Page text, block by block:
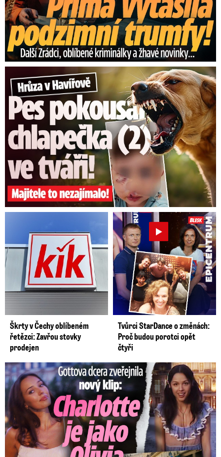
Hrůza v Havířově: Pes pokousal chlapečka (2) ve tváři!
Škrty v Čechy oblíbeném
řetězci: Zavřou stovky
prodejen
Tvůrci StarDance o změnách:
Proč budou porotci opět
čtyři
Gottova dcera zveřejnila nový klip: Je jako Olivie Rodrigo!